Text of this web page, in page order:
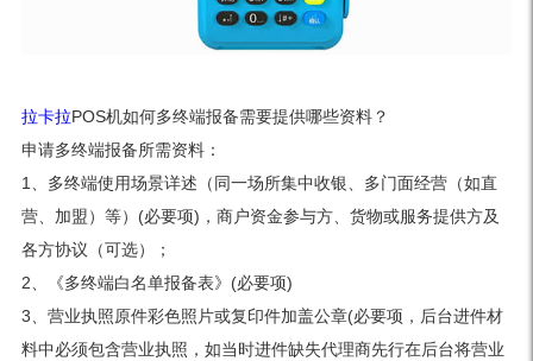
拉卡拉POS机如何多终端报备需要提供哪些资料？
申请多终端报备所需资料：
1、多终端使用场景详述（同一场所集中收银、多门面经营（如直
营、加盟）等）(必要项)，商户资金参与方、货物或服务提供方及
各方协议（可选）；
2、《多终端白名单报备表》(必要项)
3、营业执照原件彩色照片或复印件加盖公章(必要项，后台进件材
料中必须包含营业执照，如当时进件缺失代理商先行在后台将营业